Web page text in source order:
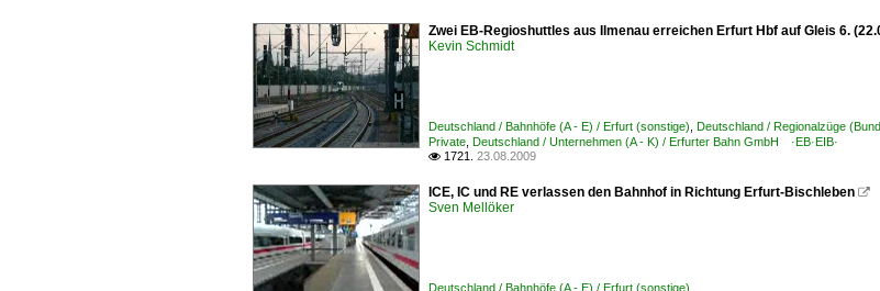
Zwei EB-Regioshuttles aus Ilmenau erreichen Erfurt Hbf auf Gleis 6.
Kevin Schmidt
Deutschland / Bahnhöfe (A - E) / Erfurt (sonstige) Deutschland / Regionalzüge
Private Deutschland / Unternehmen (A - K) / Erfurter Bahn GmbH ·EB·EIB·
 1721. 23.08.2009
ICE, IC und RE verlassen den Bahnhof in Richtung Erfurt-Bischleben 
Sven Mellöker
Deutschland / Bahnhöfe (A - E) / Erfurt (sonstige)